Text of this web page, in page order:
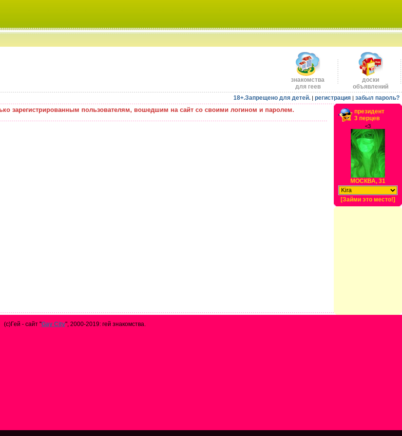
знакомства
для геев
доски
объявлений
18+.Запрещено для детей. | регистрация | забыл пароль?
зарегистрированным пользователям, вошедшим на сайт со своими логином и паролем.
президент
3 перцев
<3
МОСКВА, 31
[Займи это место!]
(с)Гей - сайт "Gay City", 2000-2019: гей знакомства.